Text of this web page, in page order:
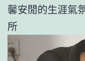
馨安閒的生涯氣
所